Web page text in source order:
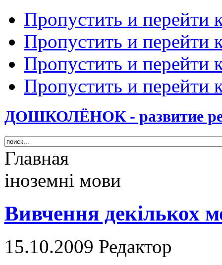
Пропустить и перейти
Пропустить и перейти
Пропустить и перейти
Пропустить и перейти
ДОШКОЛЁНОК - развитие
Главная
іноземні мови
Вивчення декількох
15.10.2009 Редактор